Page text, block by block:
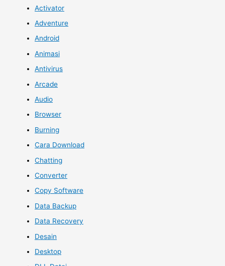
Activator
Adventure
Android
Animasi
Antivirus
Arcade
Audio
Browser
Burning
Cara Download
Chatting
Converter
Copy Software
Data Backup
Data Recovery
Desain
Desktop